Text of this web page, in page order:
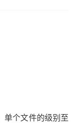
单个文件的级别至